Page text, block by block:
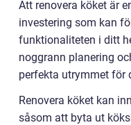
Att renovera köket är
investering som kan
funktionaliteten i ditt
noggrann planering
perfekta utrymmet för
Renovera köket kan
såsom att byta ut